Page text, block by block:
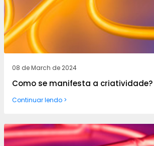
08 de March de 2024
Como se manifesta a criatividade?
Continuar lendo >